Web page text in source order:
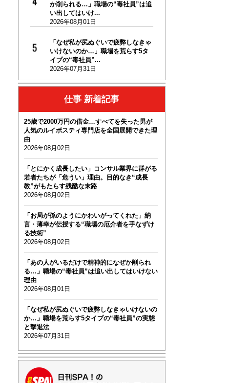
か削られる…」職場の“毒社員”は追
い出してはいけ...
2026年08月01日
「なぜ私が尻ぬぐいで疲弊しなきゃ
いけないのか…」職場を荒らす5タ
イプの“毒社員”...
2026年07月31日
仕事 新着記事
25歳で2000万円の借金…すべてを失った男が
人気のルイボスティ専門店を全国展開できた理
由
2026年08月02日
「とにかく成長したい」コンサル業界に群がる
若者たちが「危うい」理由。目的なき“成長
教”がもたらす残酷な末路
2026年08月02日
「お局が孫のようにかわいがってくれた」納
言・薄幸が伝授する“職場の厄介者を手なずけ
る技術”
2026年08月02日
「あの人がいるだけで精神的になぜか削られ
る…」職場の“毒社員”は追い出してはいけない
理由
2026年08月01日
「なぜ私が尻ぬぐいで疲弊しなきゃいけないの
か…」職場を荒らす5タイプの“毒社員”の実態
と撃退法
2026年07月31日